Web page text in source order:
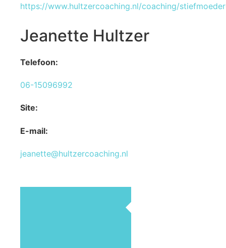
https://www.hultzercoaching.nl/coaching/
Jeanette Hultzer
Telefoon:
06-15096992
Site:
E-mail:
jeanette@hultzercoaching.nl